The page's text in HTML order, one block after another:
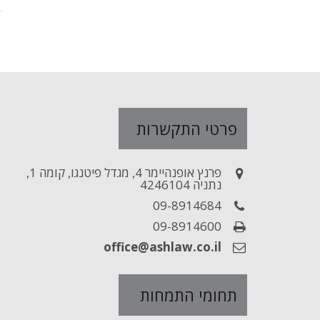
פרטי התקשרות
פרנץ אופנהיימר 4, מגדל פיטנגו, קומה 1,
נתניה 4246104
09-8914684
09-8914600
office@ashlaw.co.il
תחומי התמחות